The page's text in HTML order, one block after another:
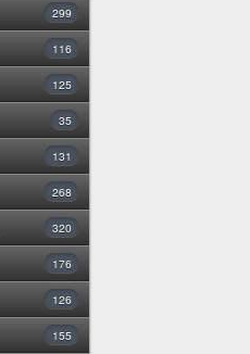
299
116
125
35
131
268
320
176
126
155